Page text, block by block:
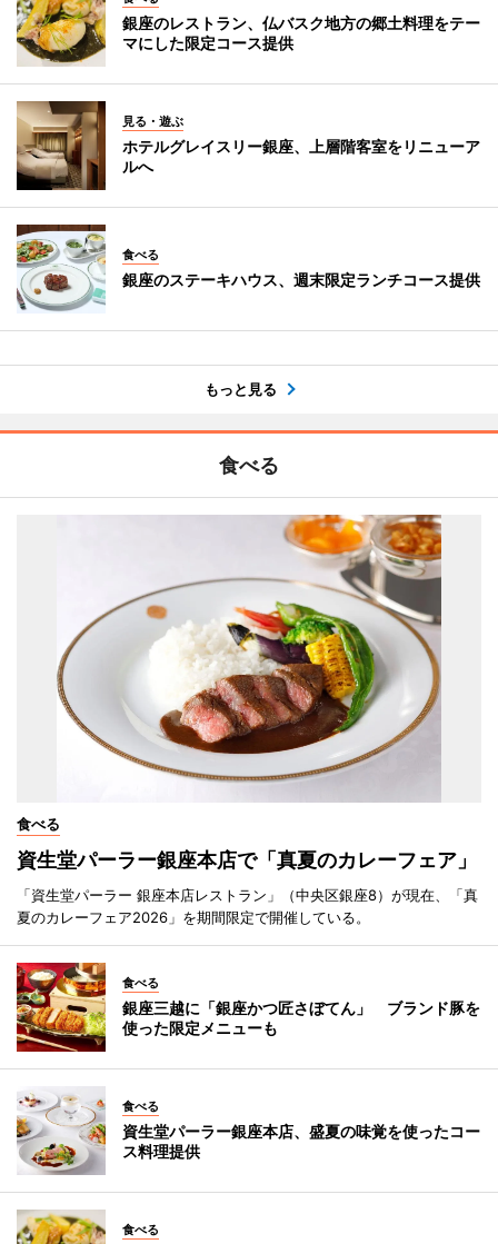
銀座のレストラン、仏バスク地方の郷土料理をテー
マにした限定コース提供
見る・遊ぶ
ホテルグレイスリー銀座、上層階客室をリニューア
ルへ
食べる
銀座のステーキハウス、週末限定ランチコース提供
もっと見る
食べる
食べる
資生堂パーラー銀座本店で「真夏のカレーフェア」
「資生堂パーラー 銀座本店レストラン」（中央区銀座8）が現在、「真
夏のカレーフェア2026」を期間限定で開催している。
食べる
銀座三越に「銀座かつ匠さぼてん」 ブランド豚を
使った限定メニューも
食べる
資生堂パーラー銀座本店、盛夏の味覚を使ったコー
ス料理提供
食べる